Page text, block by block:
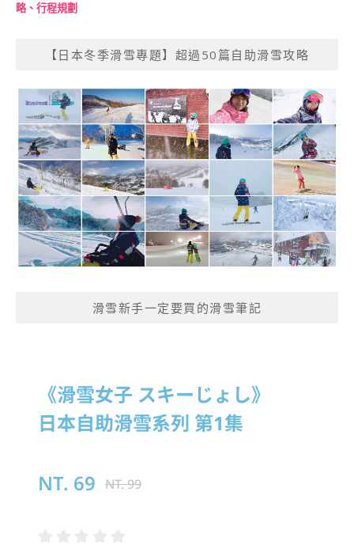
略、行程規劃
【日本冬季滑雪專題】超過50篇自助滑雪攻略
滑雪新手一定要買的滑雪筆記